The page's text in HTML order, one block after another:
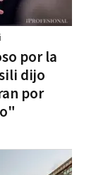
por la
dijo
por